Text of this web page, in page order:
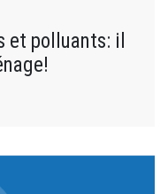
et polluants: il